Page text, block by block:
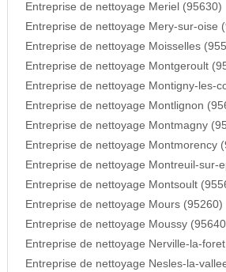
Entreprise de nettoyage Meriel (95630)
Entreprise de nettoyage Mery-sur-oise
Entreprise de nettoyage Moisselles
Entreprise de nettoyage Montgeroult
Entreprise de nettoyage Montigny-les-
Entreprise de nettoyage Montlignon
Entreprise de nettoyage Montmagny
Entreprise de nettoyage Montmorency
Entreprise de nettoyage Montreuil-sur-
Entreprise de nettoyage Montsoult
Entreprise de nettoyage Mours (95260)
Entreprise de nettoyage Moussy
Entreprise de nettoyage Nerville-la-
Entreprise de nettoyage Nesles-la-